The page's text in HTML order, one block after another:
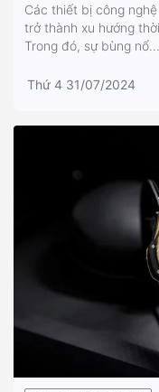
Các thiết bị công
trở thành xu hướng
Trong đó, sự bùng nổ...
Thứ 4 31/07/2024